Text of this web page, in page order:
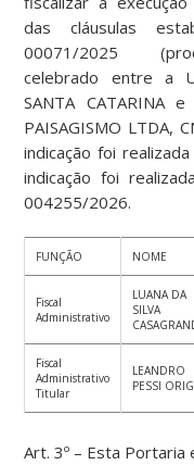
das cláusulas
00071/2025
celebrado entre a
SANTA CATARINA
PAISAGISMO LTDA,
indicação foi
indicação foi
004255/2026.
FUNÇÃO NOME
Fiscal
Administrativo
LUANA DA
SILVA
Fiscal
Administrativo
Titular
LEANDRO
PESSI
Art. 3º – Esta